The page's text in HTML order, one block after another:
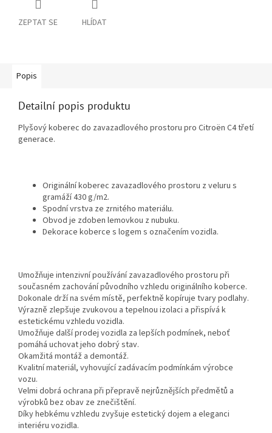
ZEPTAT SE HLÍDAT
Popis
Detailní popis produktu
Plyšový koberec do zavazadlového prostoru pro Citroën C4 třetí
generace.
Originální koberec zavazadlového prostoru z veluru s
gramáží 430 g/m2.
Spodní vrstva ze zrnitého materiálu.
Obvod je zdoben lemovkou z nubuku.
Dekorace koberce s logem s označením vozidla.
Umožňuje intenzivní používání zavazadlového prostoru při
současném zachování původního vzhledu originálního koberce.
Dokonale drží na svém místě, perfektně kopíruje tvary podlahy.
Výrazně zlepšuje zvukovou a tepelnou izolaci a přispívá k
estetickému vzhledu vozidla.
Umožňuje další prodej vozidla za lepších podmínek, neboť
pomáhá uchovat jeho dobrý stav.
Okamžitá montáž a demontáž.
Kvalitní materiál, vyhovující zadávacím podmínkám výrobce
vozu.
Velmi dobrá ochrana při přepravě nejrůznějších předmětů a
výrobků bez obav ze znečištění.
Díky hebkému vzhledu zvyšuje estetický dojem a eleganci
interiéru vozidla.